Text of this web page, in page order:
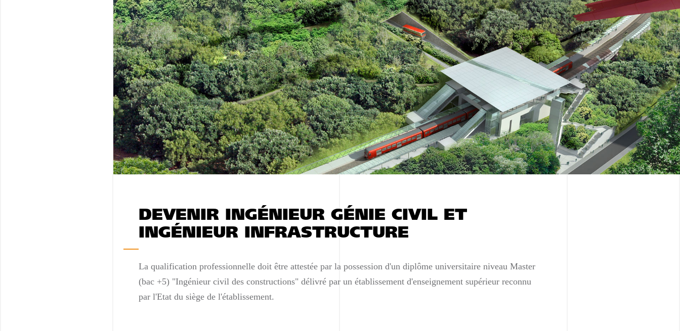
DEVENIR INGÉNIEUR GÉNIE CIVIL ET
INGÉNIEUR INFRASTRUCTURE
La qualification professionnelle doit être attestée par la possession d'un diplôme universitaire niveau Master
(bac +5) "Ingénieur civil des constructions" délivré par un établissement d'enseignement supérieur reconnu
par l'Etat du siège de l'établissement.